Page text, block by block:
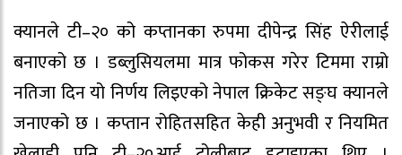
क्यानले टी–२० को कप्तानका रुपमा दीपेन्द्र सिंह ऐरीलाई
बनाएको छ । डब्लुसियलमा मात्र फोकस गरेर टिममा राम्रो
नतिजा दिन यो निर्णय लिइएको नेपाल क्रिकेट सङ्घ क्यानले
जनाएको छ । कप्तान रोहितसहित केही अनुभवी र नियमित